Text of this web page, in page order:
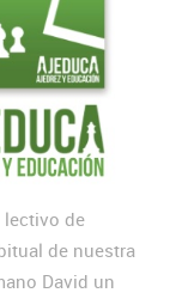
lectivo de
de nuestra
David un